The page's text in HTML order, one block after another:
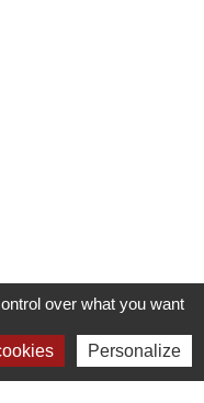
over what you want
Personalize